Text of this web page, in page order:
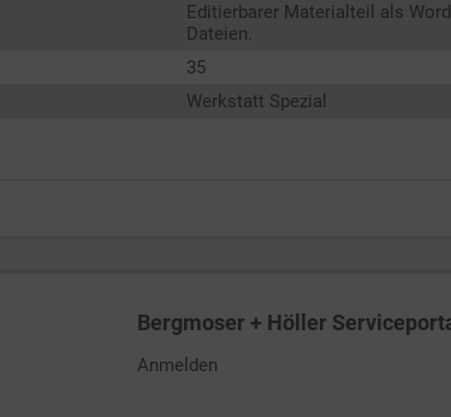
Editierbarer Materialteil als
Dateien.
35
Werkstatt Spezial
Bergmoser + Höller
Anmelden